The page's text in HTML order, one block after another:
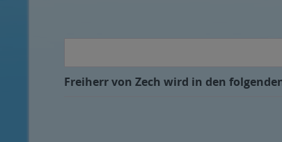
Freiherr von Zech wird in den